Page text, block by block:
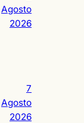
Agosto
2026
7
Agosto
2026